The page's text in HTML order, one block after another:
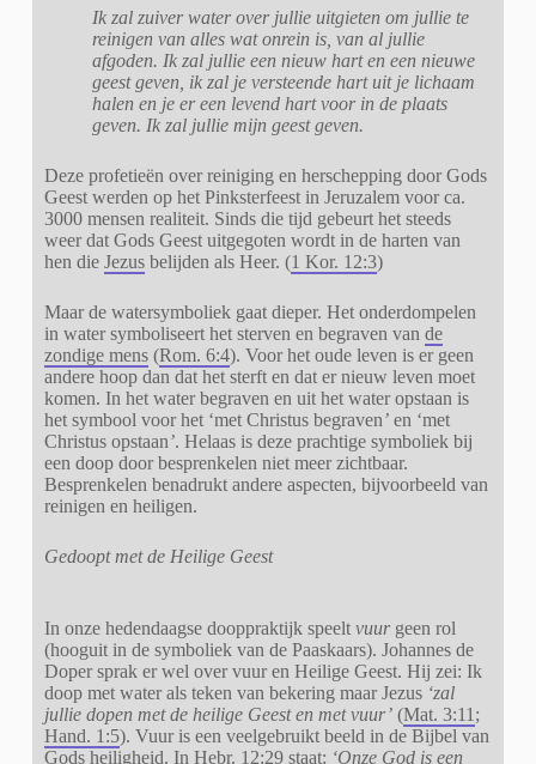
Ik zal zuiver water over jullie uitgieten om jullie te
reinigen van alles wat onrein is, van al jullie
afgoden. Ik zal jullie een nieuw hart en een nieuwe
geest geven, ik zal je versteende hart uit je lichaam
halen en je er een levend hart voor in de plaats
geven. Ik zal jullie mijn geest geven.
Deze profetieën over reiniging en herschepping door Gods
Geest werden op het Pinksterfeest in Jeruzalem voor ca.
3000 mensen realiteit. Sinds die tijd gebeurt het steeds
weer dat Gods Geest uitgegoten wordt in de harten van
hen die Jezusbelijden als Heer. (1 Kor. 12:3)
Maar de watersymboliek gaat dieper. Het onderdompelen
in water symboliseert het sterven en begraven van de
zondige mens(Rom. 6:4). Voor het oude leven is er geen
andere hoop dan dat het sterft en dat er nieuw leven moet
komen. In het water begraven en uit het water opstaan is
het symbool voor het ‘met Christus begraven’en ‘met
Christus opstaan’. Helaas is deze prachtige symboliek bij
een doop door besprenkelen niet meer zichtbaar.
Besprenkelen benadrukt andere aspecten, bijvoorbeeld van
reinigen en heiligen.
Gedoopt met de Heilige Geest
In onze hedendaagse dooppraktijk speelt vuurgeen rol
(hooguit in de symboliek van de Paaskaars). Johannes de
Doper sprak er wel over vuur en Heilige Geest. Hij zei: Ik
doop met water als teken van bekering maar Jezus ‘zal
jullie dopen met de heilige Geest en met vuur’(Mat. 3:11 ;
Hand. 1:5). Vuur is een veelgebruikt beeld in de Bijbel van
Gods heiligheid. In Hebr. 12:29staat: ‘Onze God is een